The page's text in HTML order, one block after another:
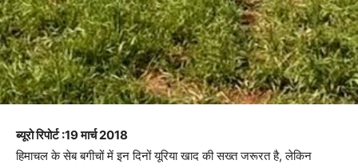
ब्यूरो रिपोर्ट :19 मार्च 2018
हिमाचल के सेब बगीचों में इन दिनों यूरिया खाद की सख्त जरूरत है, लेकिन